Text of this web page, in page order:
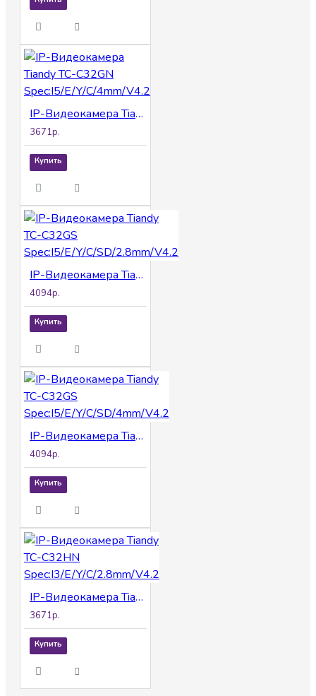
IP-Видеокамера Tiandy TC-C32GN Spec:I5/E/Y/C/4mm/V4.2
3671р.
Купить
IP-Видеокамера Tiandy TC-C32GS Spec:I5/E/Y/C/SD/2.8mm/V4.2
4094р.
Купить
IP-Видеокамера Tiandy TC-C32GS Spec:I5/E/Y/C/SD/4mm/V4.2
4094р.
Купить
IP-Видеокамера Tiandy TC-C32HN Spec:I3/E/Y/C/2.8mm/V4.2
3671р.
Купить